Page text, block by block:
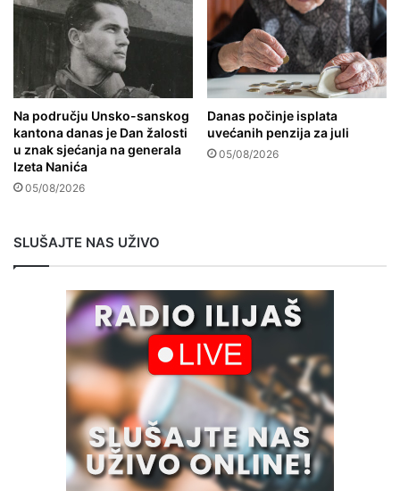
Na području Unsko-sanskog
kantona danas je Dan žalosti
u znak sjećanja na generala
Izeta Nanića
05/08/2026
Danas počinje isplata
uvećanih penzija za juli
05/08/2026
SLUŠAJTE NAS UŽIVO